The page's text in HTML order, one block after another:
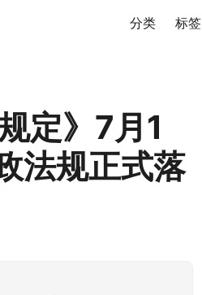
分类 标签
定》7月1
法规正式落